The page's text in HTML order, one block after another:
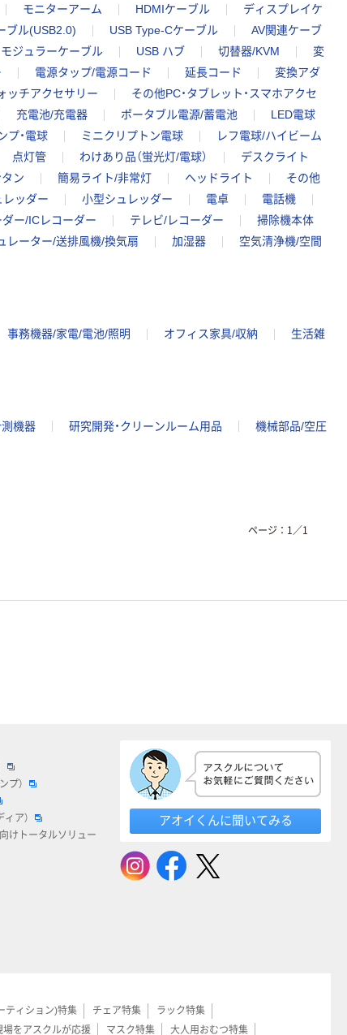
モニターアーム HDMIケーブル
ディスプレイケ
ブル(USB2.0) USB Type-Cケーブル
AV関連ケーブ
モジュラーケーブル USB ハブ 切替器/KVM
変
電源タップ/電源コード 延長コード
変換アダ
ッチアクセサリー
その他PC・タブレット・スマホアクセ
充電池/充電器 ポータブル電源/蓄電池
LED電球
プ・電球 ミニクリプトン電球
レフ電球/ハイビーム
点灯管 わけあり品（蛍光灯/電球）
デスクライト
ン 簡易ライト/非常灯 ヘッドライト
その他
レッダー 小型シュレッダー 電卓
電話機
ー/ICレコーダー テレビ/レコーダー
掃除機本体
レーター/送排風機/換気扇 加湿器
空気清浄機/空間
事務機器/家電/電池/照明 オフィス家具/収納
生活雑
機器 研究開発・クリーンルーム用品
機械部品/空圧
ページ： 1 ／1
プ）
ア）
けトータルソリュー
アオイくんに聞いてみる
ティション)特集 チェア特集
ラック特集
場をアスクルが応援 マスク特集 大人用おむつ特集